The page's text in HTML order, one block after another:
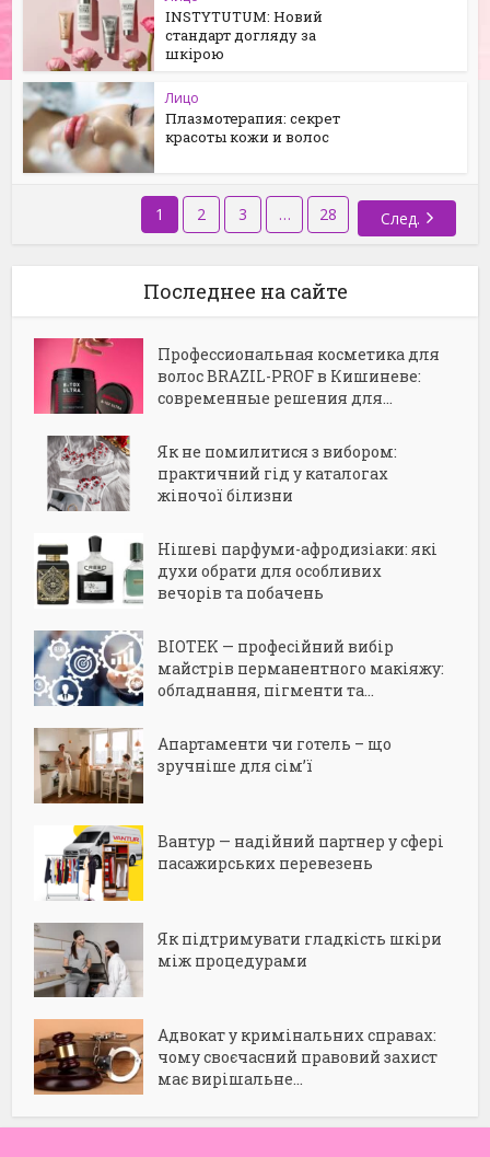
INSTYTUTUM: Новий
стандарт догляду за
шкірою
Лицо
Плазмотерапия: секрет
красоты кожи и волос
1 2 3 … 28 След.
Последнее на сайте
Профессиональная косметика для
волос BRAZIL-PROF в Кишиневе:
современные решения для...
Як не помилитися з вибором:
практичний гід у каталогах
жіночої білизни
Нішеві парфуми-афродизіаки: які
духи обрати для особливих
вечорів та побачень
BIOTEK — професійний вибір
майстрів перманентного макіяжу:
обладнання, пігменти та...
Апартаменти чи готель – що
зручніше для сім’ї
Вантур — надійний партнер у сфері
пасажирських перевезень
Як підтримувати гладкість шкіри
між процедурами
Адвокат у кримінальних справах:
чому своєчасний правовий захист
має вирішальне...